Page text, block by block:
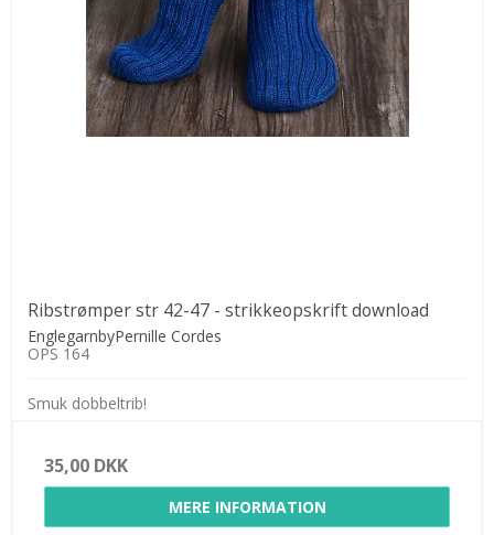
Ribstrømper str 42-47 - strikkeopskrift download
EnglegarnbyPernille Cordes
OPS 164
Smuk dobbeltrib!
35,00 DKK
MERE INFORMATION